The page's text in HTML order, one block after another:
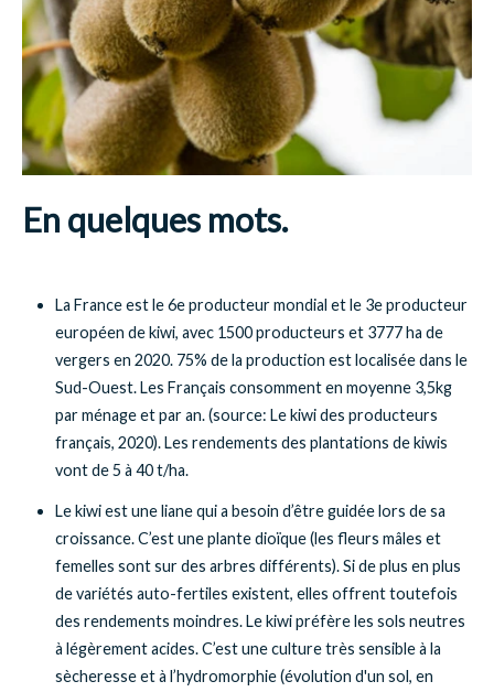
En quelques mots.
La France est le 6e producteur mondial et le 3e producteur
européen de kiwi, avec 1500 producteurs et 3777 ha de
vergers en 2020. 75% de la production est localisée dans le
Sud-Ouest. Les Français consomment en moyenne 3,5kg
par ménage et par an. (source: Le kiwi des producteurs
français, 2020). Les rendements des plantations de kiwis
vont de 5 à 40 t/ha.
Le kiwi est une liane qui a besoin d’être guidée lors de sa
croissance. C’est une plante dioïque (les fleurs mâles et
femelles sont sur des arbres différents). Si de plus en plus
de variétés auto-fertiles existent, elles offrent toutefois
des rendements moindres. Le kiwi préfère les sols neutres
à légèrement acides. C’est une culture très sensible à la
sècheresse et à l’hydromorphie (évolution d'un sol, en